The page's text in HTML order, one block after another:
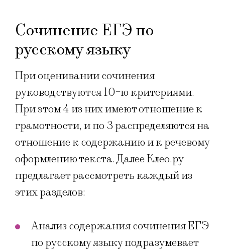
Сочинение ЕГЭ по
русскому языку
При оценивании сочинения
руководствуются 10-ю критериями.
При этом 4 из них имеют отношение к
грамотности, и по 3 распределяются на
отношение к содержанию и к речевому
оформлению текста. Далее Клео.ру
предлагает рассмотреть каждый из
этих разделов:
Анализ содержания сочинения ЕГЭ
по русскому языку подразумевает